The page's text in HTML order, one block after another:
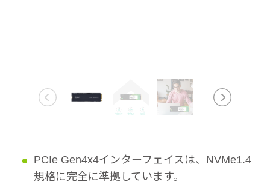
PCIe Gen4x4インターフェイスは、NVMe1.4
規格に完全に準拠しています。